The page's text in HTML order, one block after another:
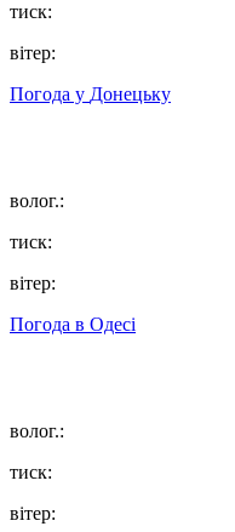
тиск:
вітер:
Погода у Донецьку
волог.:
тиск:
вітер:
Погода в Одесі
волог.:
тиск:
вітер: